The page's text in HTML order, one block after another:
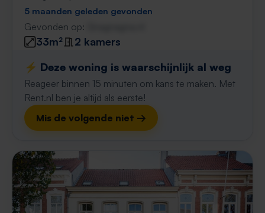
5 maanden geleden gevonden
Gevonden op:
33m²
2 kamers
⚡️ Deze woning is waarschijnlijk al weg
Reageer binnen 15 minuten om kans te maken. Met
Rent.nl ben je altijd als eerste!
Mis de volgende niet →